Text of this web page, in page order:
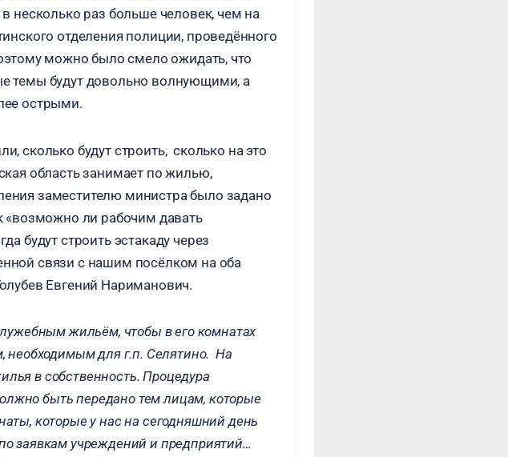
несколько раз больше человек, чем на
отделения полиции, проведённого
можно было смело ожидать, что
темы будут довольно волнующими, а
острыми.
сколько будут строить, сколько на это
область занимает по жилью,
заместителю министра было задано
«возможно ли рабочим давать
будут строить эстакаду через
связи с нашим посёлком на оба
Евгений Нариманович.
жильём, чтобы в его комнатах
необходимым для г.п. Селятино. На
в собственность. Процедура
быть передано тем лицам, которые
которые у нас на сегодняшний день
заявкам учреждений и предприятий…